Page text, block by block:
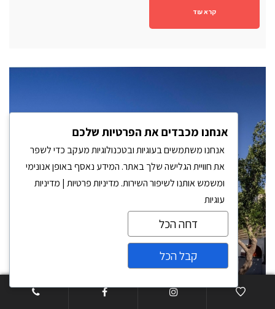
קרא עוד
אנחנו מכבדים את הפרטיות שלכם
אנחנו משתמשים בעוגיות ובטכנולוגיות מעקב כדי לשפר
את חוויית הגלישה שלך באתר. המידע נאסף באופן אנונימי
ומשמש אותנו לשיפור השירות. מדיניות פרטיות | מדיניות
עוגיות
דחה הכל
קבל הכל